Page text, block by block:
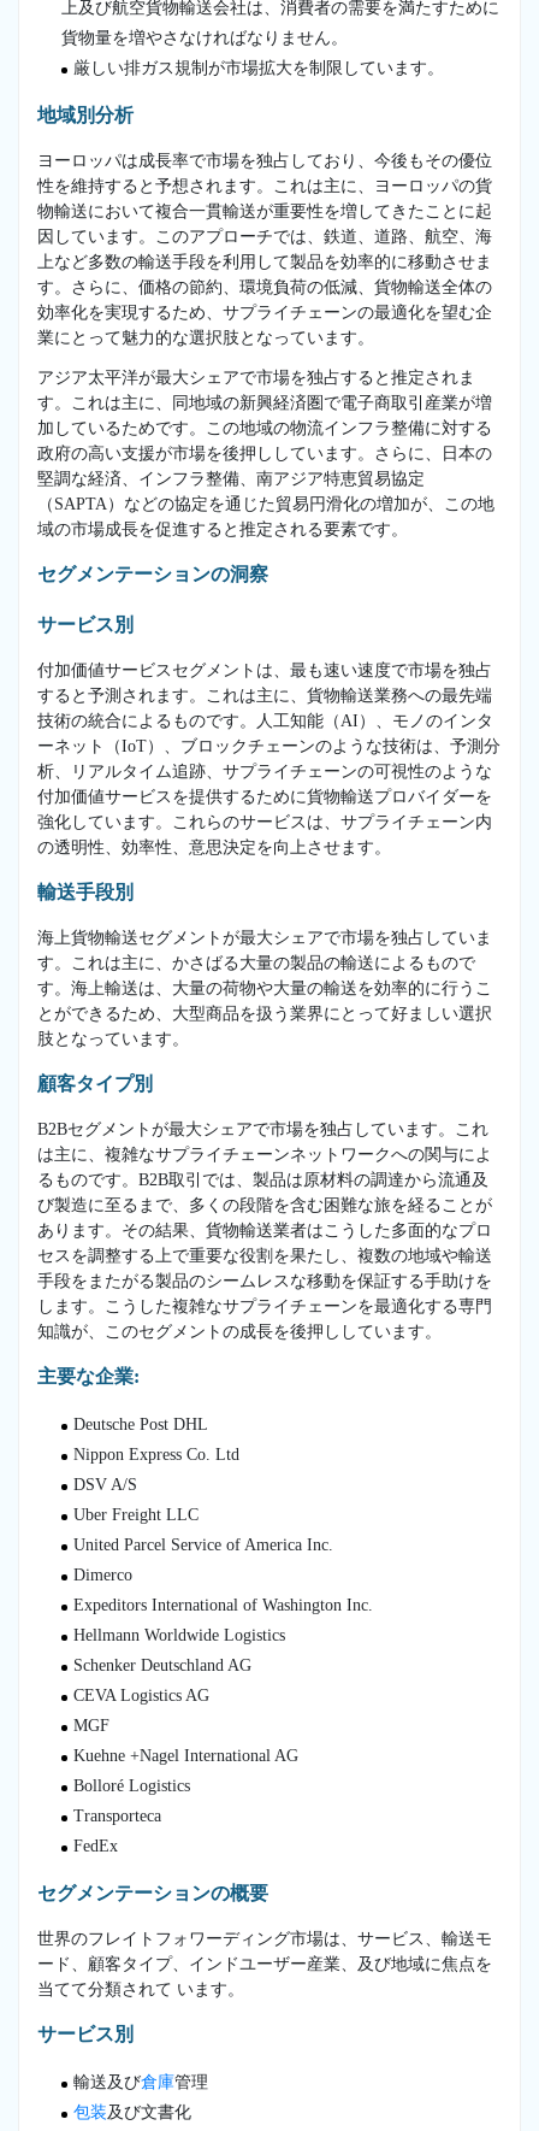
上及び航空貨物輸送会社は、消費者の需要を満たすために
貨物量を増やさなければなりません。
厳しい排ガス規制が市場拡大を制限しています。
地域別分析
ヨーロッパは成長率で市場を独占しており、今後もその優位
性を維持すると予想されます。これは主に、ヨーロッパの貨
物輸送において複合一貫輸送が重要性を増してきたことに起
因しています。このアプローチでは、鉄道、道路、航空、海
上など多数の輸送手段を利用して製品を効率的に移動させま
す。さらに、価格の節約、環境負荷の低減、貨物輸送全体の
効率化を実現するため、サプライチェーンの最適化を望む企
業にとって魅力的な選択肢となっています。
アジア太平洋が最大シェアで市場を独占すると推定されま
す。これは主に、同地域の新興経済圏で電子商取引産業が増
加しているためです。この地域の物流インフラ整備に対する
政府の高い支援が市場を後押ししています。さらに、日本の
堅調な経済、インフラ整備、南アジア特恵貿易協定
（SAPTA）などの協定を通じた貿易円滑化の増加が、この地
域の市場成長を促進すると推定される要素です。
セグメンテーションの洞察
サービス別
付加価値サービスセグメントは、最も速い速度で市場を独占
すると予測されます。これは主に、貨物輸送業務への最先端
技術の統合によるものです。人工知能（AI）、モノのインタ
ーネット（IoT）、ブロックチェーンのような技術は、予測分
析、リアルタイム追跡、サプライチェーンの可視性のような
付加価値サービスを提供するために貨物輸送プロバイダーを
強化しています。これらのサービスは、サプライチェーン内
の透明性、効率性、意思決定を向上させます。
輸送手段別
海上貨物輸送セグメントが最大シェアで市場を独占していま
す。これは主に、かさばる大量の製品の輸送によるもので
す。海上輸送は、大量の荷物や大量の輸送を効率的に行うこ
とができるため、大型商品を扱う業界にとって好ましい選択
肢となっています。
顧客タイプ別
B2Bセグメントが最大シェアで市場を独占しています。これ
は主に、複雑なサプライチェーンネットワークへの関与によ
るものです。B2B取引では、製品は原材料の調達から流通及
び製造に至るまで、多くの段階を含む困難な旅を経ることが
あります。その結果、貨物輸送業者はこうした多面的なプロ
セスを調整する上で重要な役割を果たし、複数の地域や輸送
手段をまたがる製品のシームレスな移動を保証する手助けを
します。こうした複雑なサプライチェーンを最適化する専門
知識が、このセグメントの成長を後押ししています。
主要な企業:
Deutsche Post DHL
Nippon Express Co. Ltd
DSV A/S
Uber Freight LLC
United Parcel Service of America Inc.
Dimerco
Expeditors International of Washington Inc.
Hellmann Worldwide Logistics
Schenker Deutschland AG
CEVA Logistics AG
MGF
Kuehne +Nagel International AG
Bolloré Logistics
Transporteca
FedEx
セグメンテーションの概要
世界のフレイトフォワーディング市場は、サービス、輸送モ
ード、顧客タイプ、インドユーザー産業、及び地域に焦点を
当てて分類されて います。
サービス別
輸送及び倉庫管理
包装及び文書化